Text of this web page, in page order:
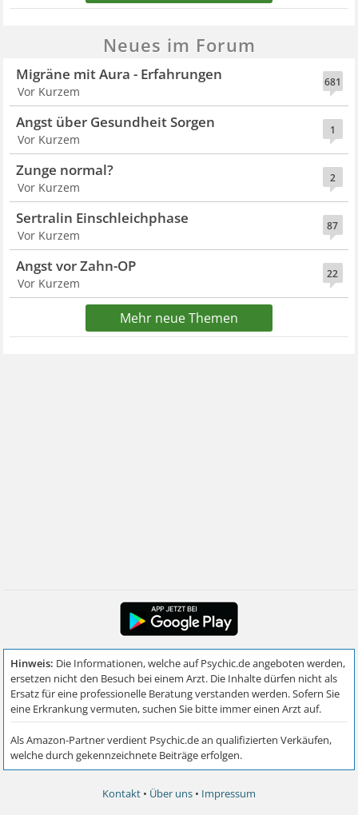
Neues im Forum
681
Migräne mit Aura - Erfahrungen
Vor Kurzem
1
Angst über Gesundheit Sorgen
Vor Kurzem
2
Zunge normal?
Vor Kurzem
87
Sertralin Einschleichphase
Vor Kurzem
22
Angst vor Zahn-OP
Vor Kurzem
Mehr neue Themen
Kontakt • Über uns • Impressum